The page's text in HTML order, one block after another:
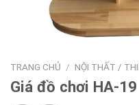
TRANG CHỦ / NỘI THẤT /
Giá đồ chơi HA-19